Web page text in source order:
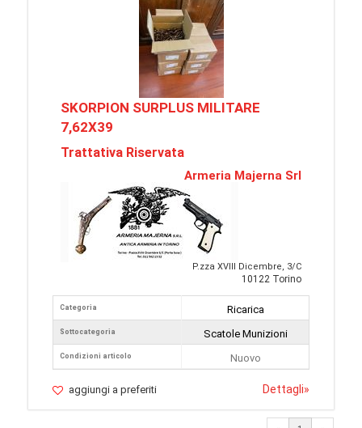
SKORPION SURPLUS MILITARE
7,62X39
Trattativa Riservata
Armeria Majerna Srl
P.zza XVIII Dicembre, 3/C
10122 Torino
Categoria
Sottocategoria
Condizioni articolo
Ricarica
Scatole Munizioni
Nuovo
aggiungi a preferiti Dettagli»